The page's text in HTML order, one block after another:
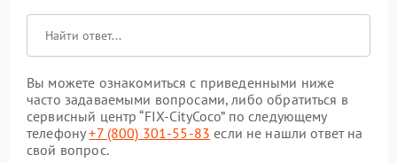
Вы можете ознакомиться с приведенными ниже
часто задаваемыми вопросами, либо обратиться в
сервисный центр “FIX-CityCoco” по следующему
телефону+7 (800) 301-55-83 если не нашли ответ на
свой вопрос.